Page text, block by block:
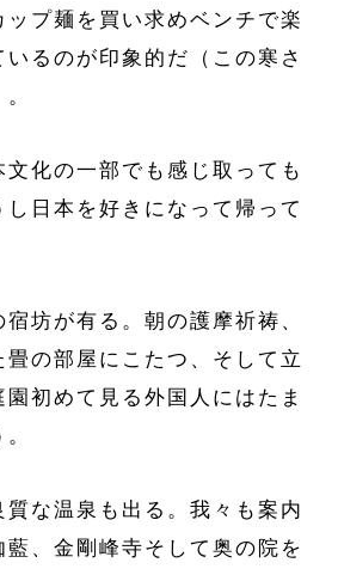
ップ麺を買い求めベンチで楽
いるのが印象的だ（この寒さ
化の一部でも感じ取っても
し日本を好きになって帰って
坊が有る。朝の護摩祈祷、
の部屋にこたつ、そして立
初めて見る外国人にはたま
な温泉も出る。我々も案内
、金剛峰寺そして奥の院を